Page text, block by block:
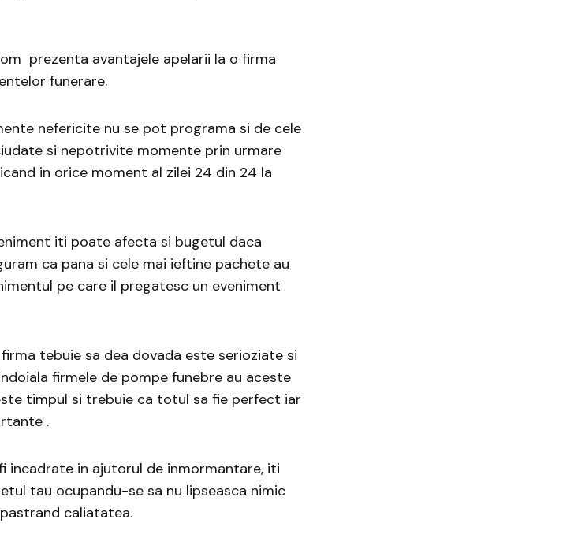
prezenta avantajele apelarii la o firma
funerare.
nefericite nu se pot programa si de cele
si nepotrivite momente prin urmare
in orice moment al zilei 24 din 24 la
iti poate afecta si bugetul daca
ca pana si cele mai ieftine pachete au
pe care il pregatesc un eveniment
tebuie sa dea dovada este serioziate si
firmele de pompe funebre au aceste
timpul si trebuie ca totul sa fie perfect iar
.
incadrate in ajutorul de inmormantare, iti
tau ocupandu-se sa nu lipseasca nimic
caliatatea.